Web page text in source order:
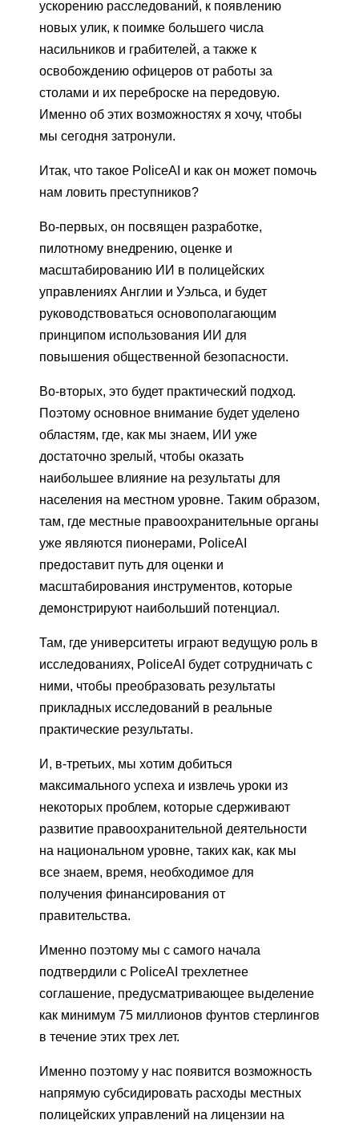
ускорению расследований, к появлению
новых улик, к поимке большего числа
насильников и грабителей, а также к
освобождению офицеров от работы за
столами и их переброске на передовую.
Именно об этих возможностях я хочу, чтобы
мы сегодня затронули.
Итак, что такое PoliceAI и как он может помочь
нам ловить преступников?
Во-первых, он посвящен разработке,
пилотному внедрению, оценке и
масштабированию ИИ в полицейских
управлениях Англии и Уэльса, и будет
руководствоваться основополагающим
принципом использования ИИ для
повышения общественной безопасности.
Во-вторых, это будет практический подход.
Поэтому основное внимание будет уделено
областям, где, как мы знаем, ИИ уже
достаточно зрелый, чтобы оказать
наибольшее влияние на результаты для
населения на местном уровне. Таким образом,
там, где местные правоохранительные органы
уже являются пионерами, PoliceAI
предоставит путь для оценки и
масштабирования инструментов, которые
демонстрируют наибольший потенциал.
Там, где университеты играют ведущую роль в
исследованиях, PoliceAI будет сотрудничать с
ними, чтобы преобразовать результаты
прикладных исследований в реальные
практические результаты.
И, в-третьих, мы хотим добиться
максимального успеха и извлечь уроки из
некоторых проблем, которые сдерживают
развитие правоохранительной деятельности
на национальном уровне, таких как, как мы
все знаем, время, необходимое для
получения финансирования от
правительства.
Именно поэтому мы с самого начала
подтвердили с PoliceAI трехлетнее
соглашение, предусматривающее выделение
как минимум 75 миллионов фунтов стерлингов
в течение этих трех лет.
Именно поэтому у нас появится возможность
напрямую субсидировать расходы местных
полицейских управлений на лицензии на